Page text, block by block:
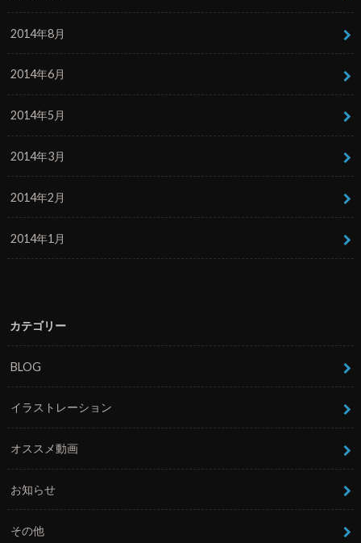
2014年8月
2014年6月
2014年5月
2014年3月
2014年2月
2014年1月
カテゴリー
BLOG
イラストレーション
オススメ動画
お知らせ
その他